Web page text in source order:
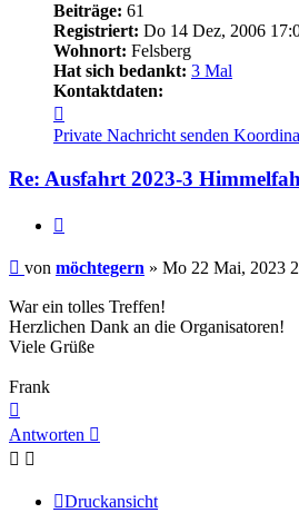
Beiträge: 61
Registriert: Do 14 Dez, 2006
Wohnort: Felsberg
Hat sich bedankt: 3 Mal
Kontaktdaten:
von
möchtegern
Private Nachricht senden
Re: Ausfahrt 2023-3
Beitrag
von möchtegern » Mo 22 Mai, 2023
War ein tolles Treffen!
Herzlichen Dank an die Organisatoren!
Viele Grüße
Frank
oben
Antworten
Druckansicht